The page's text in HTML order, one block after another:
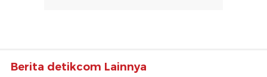
Berita detikcom Lainnya